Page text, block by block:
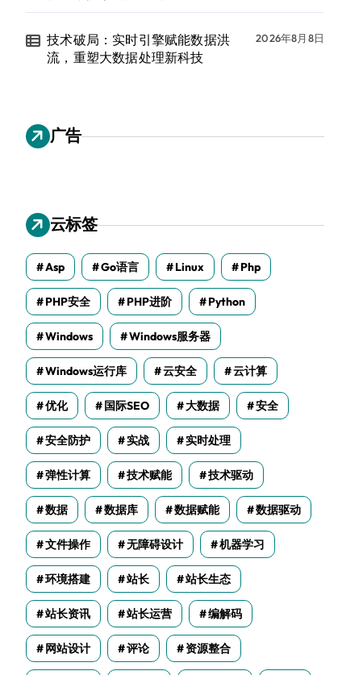
技术破局：实时引擎赋能数据洪
流，重塑大数据处理新科技
2026年8月8日
广告
云标签
Asp Go语言 Linux Php
PHP安全 PHP进阶 Python
Windows Windows服务器
Windows运行库 云安全 云计算
优化 国际SEO 大数据 安全
安全防护 实战 实时处理
弹性计算 技术赋能 技术驱动
数据 数据库 数据赋能 数据驱动
文件操作 无障碍设计 机器学习
环境搭建 站长 站长生态
站长资讯 站长运营 编解码
网站设计 评论 资源整合